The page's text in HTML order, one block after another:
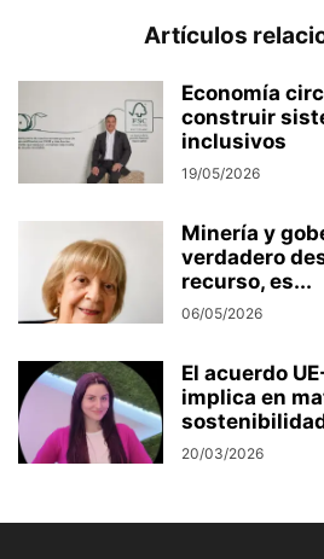
Artículos
Economía
construir
inclusivos
19/05/2026
Minería y
verdadero
recurso, es...
06/05/2026
El acuerdo
implica en
20/03/2026